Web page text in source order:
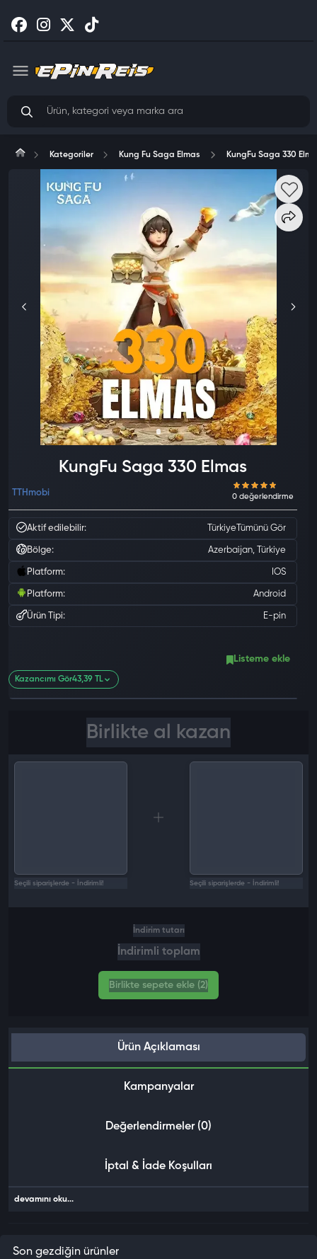
Kategoriler Kung Fu Saga Elmas KungFu Saga 330
KungFu Saga 330 Elmas
TTHmobi
Aktif edilebilir: Türkiye Tümünü Gör
Bölge: Azerbaijan, Türkiye
Platform: IOS
Platform: Android
Ürün Tipi: E-pin
Listeme ekle
Kazancımı Gör43,39 TL
Birlikte al kazan
Seçili siparişlerde - İndirimli! Seçili siparişlerde - İndirimli!
İndirim tutarı
İndirimli toplam
Birlikte sepete ekle (2)
Ürün Açıklaması
Kampanyalar
Değerlendirmeler (0)
İptal & İade Koşulları
devamını oku...
Son gezdiğin ürünler